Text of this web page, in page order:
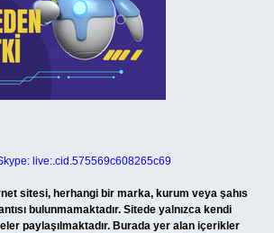
live:.cid.575569c608265c69
sitesi, herhangi bir marka, kurum veya şahıs
bulunmamaktadır. Sitede yalnızca kendi
paylaşılmaktadır. Burada yer alan içerikler